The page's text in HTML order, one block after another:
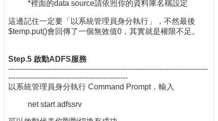
*裡面的data source請依照你的資料庫名稱設定
這邊記住一定要「以系統管理員身分執行」，不然最後
$temp.put()會回傳了一個無效值0，其實就是權限不足。
Step.5 啟動ADFS服務
----------------------------------------------------------------------------------
-------------------------------------------------
以系統管理員身分執行 Command Prompt，輸入
net start adfssrv